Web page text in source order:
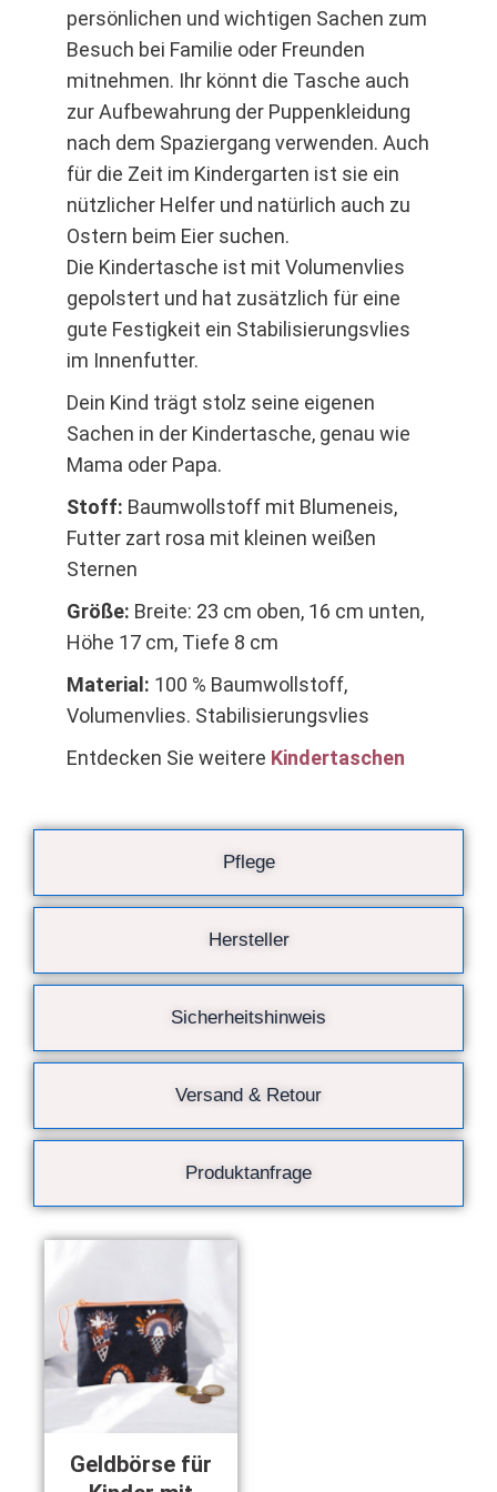
Pflege
Hersteller
Sicherheitshinweis
Versand & Retour
Produktanfrage
persönlichen und wichtigen Sachen zum
Besuch bei Familie oder Freunden
mitnehmen. Ihr könnt die Tasche auch
zur Aufbewahrung der Puppenkleidung
nach dem Spaziergang verwenden. Auch
für die Zeit im Kindergarten ist sie ein
nützlicher Helfer und natürlich auch zu
Ostern beim Eier suchen.
Die Kindertasche ist mit Volumenvlies
gepolstert und hat zusätzlich für eine
gute Festigkeit ein Stabilisierungsvlies
im Innenfutter.
Dein Kind trägt stolz seine eigenen
Sachen in der Kindertasche, genau wie
Mama oder Papa.
Stoff: Baumwollstoff mit Blumeneis,
Futter zart rosa mit kleinen weißen
Sternen
Größe: Breite: 23 cm oben, 16 cm unten,
Höhe 17 cm, Tiefe 8 cm
Material: 100 % Baumwollstoff,
Volumenvlies. Stabilisierungsvlies
Entdecken Sie weitere Kindertaschen
Geldbörse für